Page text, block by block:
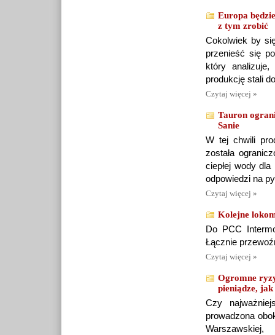
Europa
z tym zrobić
Cokolwiek by
przenieść się
który
produkcję stali
Czytaj więcej »
Tauron
Sanie
W tej chwili
została
ciepłej wody
odpowiedzi na
Czytaj więcej »
Kolejne
Do PCC
Łącznie
Czytaj więcej »
Ogromne
pieniądze, jak
Czy
prowadzona